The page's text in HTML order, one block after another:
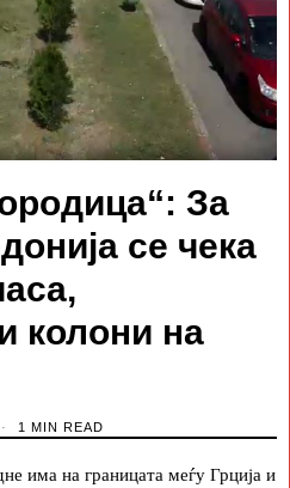
За
се чека
колони на
1 MIN READ
има на границата меѓу Грција и